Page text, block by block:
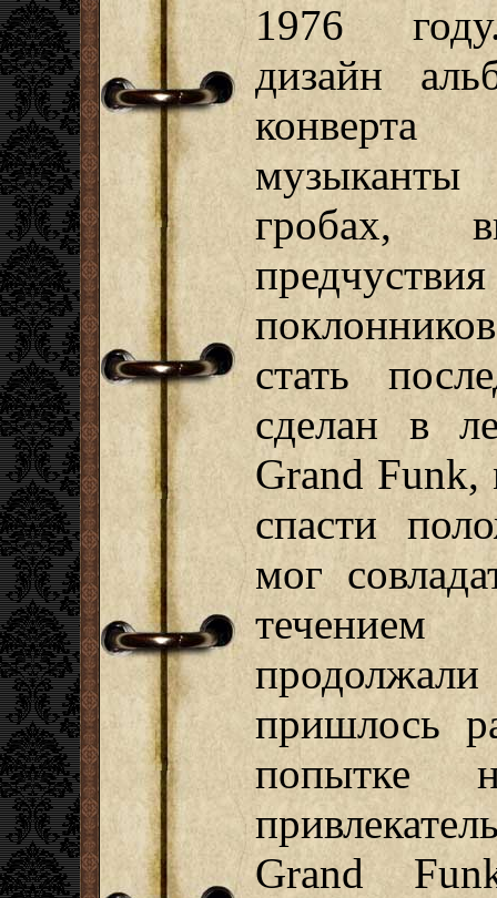
1976
дизайн
гробах,
стать
сделан в
Grand Funk,
спасти
мог
продолжали
пришлось
попытке
Grand